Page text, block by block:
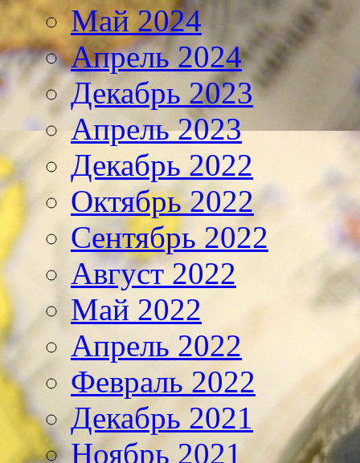
Май 2024
Апрель 2024
Декабрь 2023
Апрель 2023
Декабрь 2022
Октябрь 2022
Сентябрь 2022
Август 2022
Май 2022
Апрель 2022
Февраль 2022
Декабрь 2021
Ноябрь 2021